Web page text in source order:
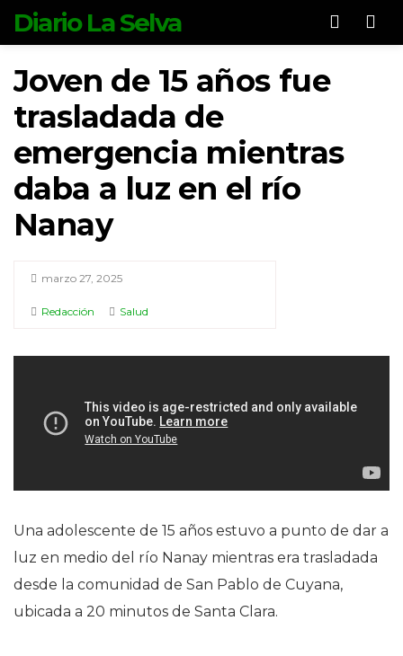
Diario La Selva
Joven de 15 años fue
trasladada de
emergencia mientras
daba a luz en el río
Nanay
marzo 27, 2025
Redacción Salud
Una adolescente de 15 años estuvo a punto de dar a
luz en medio del río Nanay mientras era trasladada
desde la comunidad de San Pablo de Cuyana,
ubicada a 20 minutos de Santa Clara.